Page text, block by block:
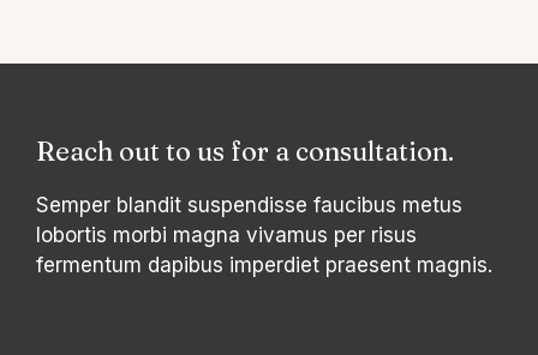
Reach out to us for a consultation.
Semper blandit suspendisse faucibus metus
lobortis morbi magna vivamus per risus
fermentum dapibus imperdiet praesent magnis.